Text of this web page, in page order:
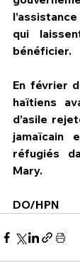
qui
bénéficier.
En février
haïtiens
d’asile
jamaïcain
réfugiés
Mary.
DO/HPN